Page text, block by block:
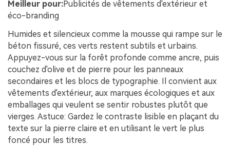
Meilleur pour:Publicités de vêtements d'extérieur et
éco-branding
Humides et silencieux comme la mousse qui rampe sur le
béton fissuré, ces verts restent subtils et urbains.
Appuyez-vous sur la forêt profonde comme ancre, puis
couchez d'olive et de pierre pour les panneaux
secondaires et les blocs de typographie. Il convient aux
vêtements d'extérieur, aux marques écologiques et aux
emballages qui veulent se sentir robustes plutôt que
vierges. Astuce: Gardez le contraste lisible en plaçant du
texte sur la pierre claire et en utilisant le vert le plus
foncé pour les titres.